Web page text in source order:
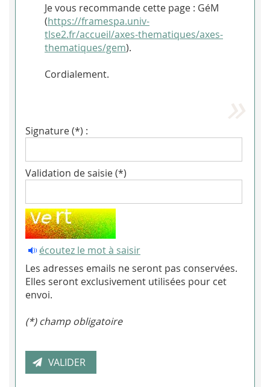
Je vous recommande cette page : GéM
(https://framespa.univ-
tlse2.fr/accueil/axes-thematiques/axes-
thematiques/gem).
Cordialement.
Signature (*) :
Validation de saisie (*)
écoutez le mot à saisir
Les adresses emails ne seront pas conservées.
Elles seront exclusivement utilisées pour cet
envoi.
(*) champ obligatoire